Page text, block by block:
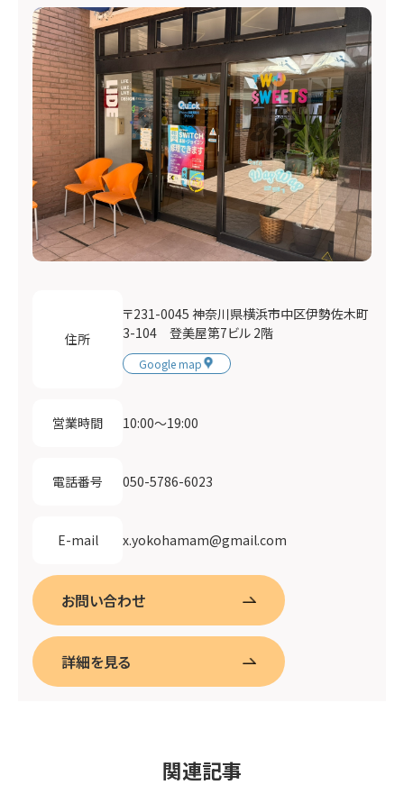
住所
〒231-0045 神奈川県横浜市中区伊勢佐木町
3-104 登美屋第7ビル 2階
Google map
営業時間 10:00〜19:00
電話番号 050-5786-6023
E-mail x.yokohamam@gmail.com
お問い合わせ
詳細を見る
関連記事